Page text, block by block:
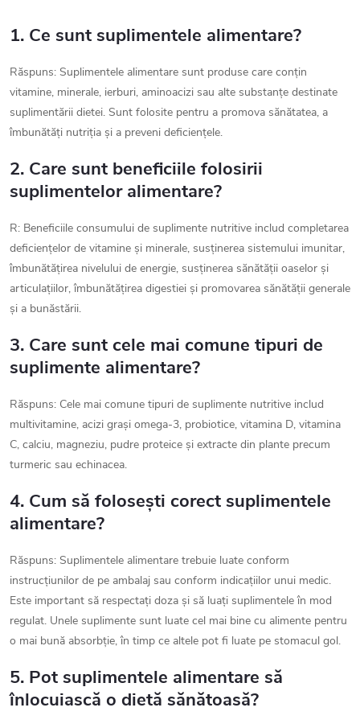
1. Ce sunt suplimentele alimentare?
Răspuns: Suplimentele alimentare sunt produse care conțin
vitamine, minerale, ierburi, aminoacizi sau alte substanțe destinate
suplimentării dietei. Sunt folosite pentru a promova sănătatea, a
îmbunătăți nutriția și a preveni deficiențele.
2. Care sunt beneficiile folosirii
suplimentelor alimentare?
R: Beneficiile consumului de suplimente nutritive includ completarea
deficiențelor de vitamine și minerale, susținerea sistemului imunitar,
îmbunătățirea nivelului de energie, susținerea sănătății oaselor și
articulațiilor, îmbunătățirea digestiei și promovarea sănătății generale
și a bunăstării.
3. Care sunt cele mai comune tipuri de
suplimente alimentare?
Răspuns: Cele mai comune tipuri de suplimente nutritive includ
multivitamine, acizi grași omega-3, probiotice, vitamina D, vitamina
C, calciu, magneziu, pudre proteice și extracte din plante precum
turmeric sau echinacea.
4. Cum să folosești corect suplimentele
alimentare?
Răspuns: Suplimentele alimentare trebuie luate conform
instrucțiunilor de pe ambalaj sau conform indicațiilor unui medic.
Este important să respectați doza și să luați suplimentele în mod
regulat. Unele suplimente sunt luate cel mai bine cu alimente pentru
o mai bună absorbție, în timp ce altele pot fi luate pe stomacul gol.
5. Pot suplimentele alimentare să
înlocuiască o dietă sănătoasă?